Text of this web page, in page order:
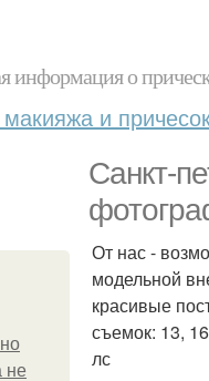
информация о
и
Санкт-
не
От нас -
модельной
красивые
съемок: 13,
лс